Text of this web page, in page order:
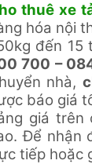
thuê xe
hóa nội
đến 15
700 –
nhà,
báo giá
giá
Để nhận
tiếp hoặc